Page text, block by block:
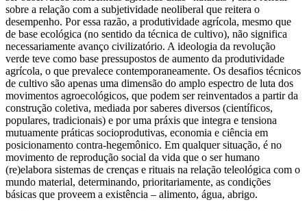
sobre a relação com a subjetividade neoliberal que reitera o
desempenho. Por essa razão, a produtividade agrícola, mesmo que
de base ecológica (no sentido da técnica de cultivo), não significa
necessariamente avanço civilizatório. A ideologia da revolução
verde teve como base pressupostos de aumento da produtividade
agrícola, o que prevalece contemporaneamente. Os desafios técnicos
de cultivo são apenas uma dimensão do amplo espectro de luta dos
movimentos agroecológicos, que podem ser reinventados a partir da
construção coletiva, mediada por saberes diversos (científicos,
populares, tradicionais) e por uma práxis que integra e tensiona
mutuamente práticas socioprodutivas, economia e ciência em
posicionamento contra-hegemônico. Em qualquer situação, é no
movimento de reprodução social da vida que o ser humano
(re)elabora sistemas de crenças e rituais na relação teleológica com o
mundo material, determinando, prioritariamente, as condições
básicas que proveem a existência – alimento, água, abrigo.